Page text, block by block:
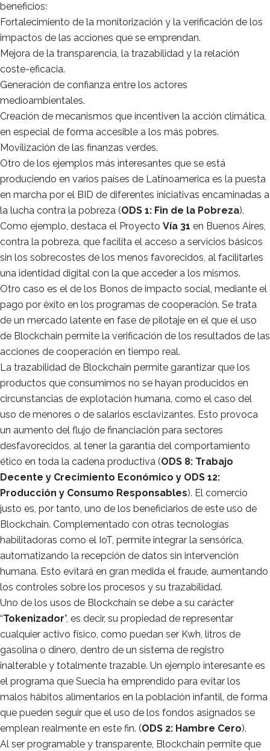
beneficios:
Fortalecimiento de la monitorización y la verificación de los
impactos de las acciones que se emprendan.
Mejora de la transparencia, la trazabilidad y la relación
coste-eficacia.
Generación de confianza entre los actores
medioambientales.
Creación de mecanismos que incentiven la acción climática,
en especial de forma accesible a los más pobres.
Movilización de las finanzas verdes.
Otro de los ejemplos más interesantes que se está
produciendo en varios países de Latinoamerica es la puesta
en marcha por el BID de diferentes iniciativas encaminadas a
la lucha contra la pobreza (ODS 1: Fin de la Pobreza).
Como ejemplo, destaca el Proyecto Vía 31 en Buenos Aires,
contra la pobreza, que facilita el acceso a servicios básicos
sin los sobrecostes de los menos favorecidos, al facilitarles
una identidad digital con la que acceder a los mismos.
Otro caso es el de los Bonos de impacto social, mediante el
pago por éxito en los programas de cooperación. Se trata
de un mercado latente en fase de pilotaje en el que el uso
de Blockchain permite la verificación de los resultados de las
acciones de cooperación en tiempo real.
La trazabilidad de Blockchain permite garantizar que los
productos que consumimos no se hayan producidos en
circunstancias de explotación humana, como el caso del
uso de menores o de salarios esclavizantes. Esto provoca
un aumento del flujo de financiación para sectores
desfavorecidos, al tener la garantía del comportamiento
ético en toda la cadena productiva (ODS 8: Trabajo
Decente y Crecimiento Económico y ODS 12:
Producción y Consumo Responsables). El comercio
justo es, por tanto, uno de los beneficiarios de este uso de
Blockchain. Complementado con otras tecnologías
habilitadoras como el IoT, permite integrar la sensórica,
automatizando la recepción de datos sin intervención
humana. Esto evitará en gran medida el fraude, aumentando
los controles sobre los procesos y su trazabilidad.
Uno de los usos de Blockchain se debe a su carácter
“Tokenizador”, es decir, su propiedad de representar
cualquier activo físico, como puedan ser Kwh, litros de
gasolina o dinero, dentro de un sistema de registro
inalterable y totalmente trazable. Un ejemplo interesante es
el programa que Suecia ha emprendido para evitar los
malos hábitos alimentarios en la población infantil, de forma
que pueden seguir que el uso de los fondos asignados se
emplean realmente en este fin. (ODS 2: Hambre Cero).
Al ser programable y transparente, Blockchain permite que